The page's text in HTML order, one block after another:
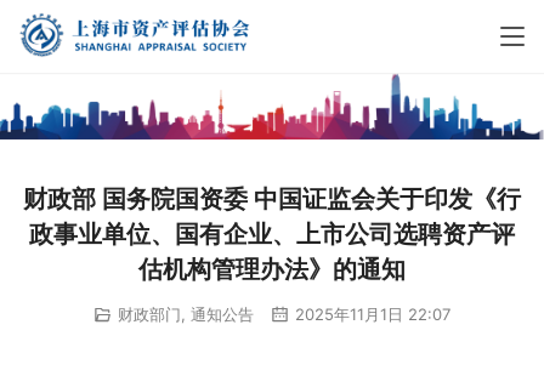
财政部 国务院国资委 中国证监会关于印发《行
政事业单位、国有企业、上市公司选聘资产评
估机构管理办法》的通知
财政部门 通知公告 2025年11月1日 22:07